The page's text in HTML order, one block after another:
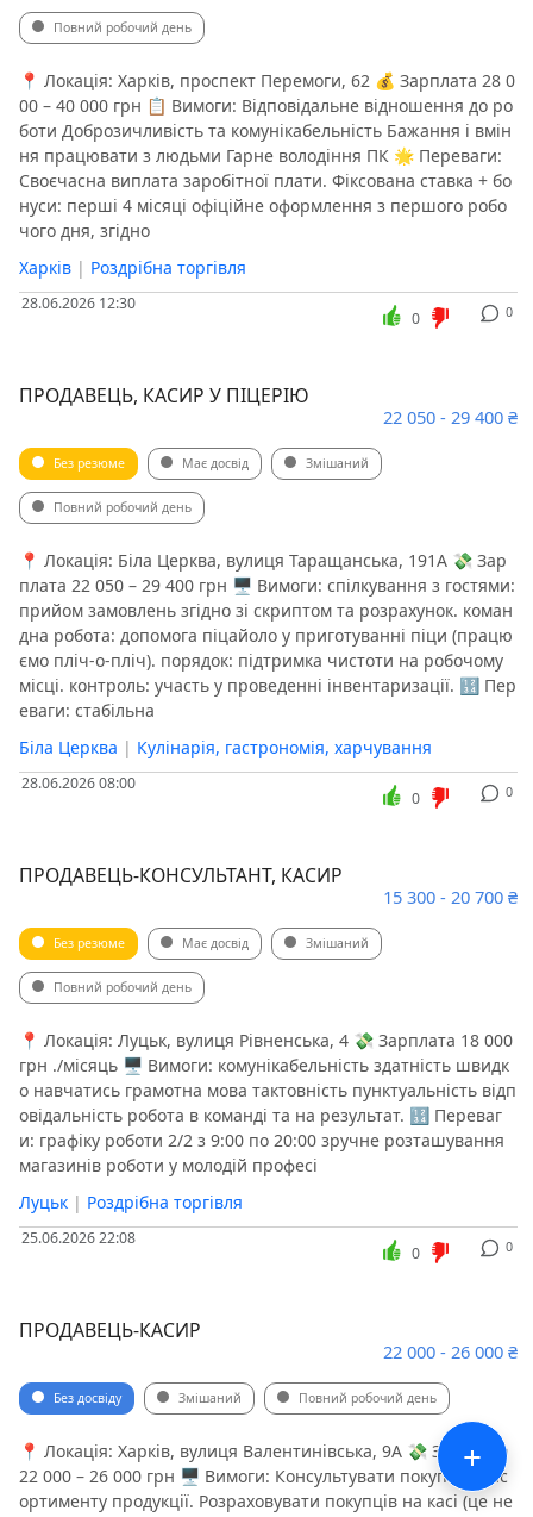
Повний робочий день
📍 Локація: Харків, проспект Перемоги, 62 💰 Зарплата 28 0
00 – 40 000 грн 📋 Вимоги: Відповідальне відношення до ро
боти Доброзичливість та комунікабельність Бажання і вмін
ня працювати з людьми Гарне володіння ПК 🌟 Переваги:
Своєчасна виплата заробітної плати. Фіксована ставка + бо
нуси: перші 4 місяці офіційне оформлення з першого робо
чого дня, згідно
Харків | Роздрібна торгівля
28.06.2026 12:30 0
0
ПРОДАВЕЦЬ, КАСИР У ПІЦЕРІЮ
22 050 - 29 400 ₴
Без резюме Має досвід Змішаний
Повний робочий день
📍 Локація: Біла Церква, вулиця Таращанська, 191А 💸 Зар
плата 22 050 – 29 400 грн 🖥 Вимоги: спілкування з гостями:
прийом замовлень згідно зі скриптом та розрахунок. коман
дна робота: допомога піцайоло у приготуванні піци (працю
ємо пліч-о-пліч). порядок: підтримка чистоти на робочому
місці. контроль: участь у проведенні інвентаризації. 🔢 Пер
еваги: стабільна
Біла Церква | Кулінарія, гастрономія, харчування
28.06.2026 08:00 0
0
ПРОДАВЕЦЬ-КОНСУЛЬТАНТ, КАСИР
15 300 - 20 700 ₴
Без резюме Має досвід Змішаний
Повний робочий день
📍 Локація: Луцьк, вулиця Рівненська, 4 💸 Зарплата 18 000
грн ./місяць 🖥 Вимоги: комунікабельність здатність швидк
о навчатись грамотна мова тактовність пунктуальність відп
овідальність робота в команді та на результат. 🔢 Переваг
и: графіку роботи 2/2 з 9:00 по 20:00 зручне розташування
магазинів роботи у молодій професі
Луцьк | Роздрібна торгівля
25.06.2026 22:08 0
0
ПРОДАВЕЦЬ-КАСИР
22 000 - 26 000 ₴
Без досвіду Змішаний Повний робочий день
📍 Локація: Харків, вулиця Валентинівська, 9А 💸 Зарплата
22 000 – 26 000 грн 🖥 Вимоги: Консультувати покупців з ас
ортименту продукції. Розраховувати покупців на касі (це не
+